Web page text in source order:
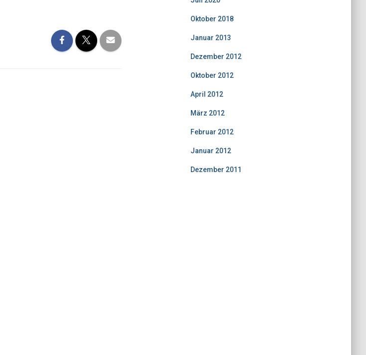
Oktober 2018(3)
Januar 2013
Dezember 2012(1)
Oktober 2012(6)
April 2012(3)
März 2012(1)
Februar 2012(2)
Januar 2012(4)
Dezember 2011